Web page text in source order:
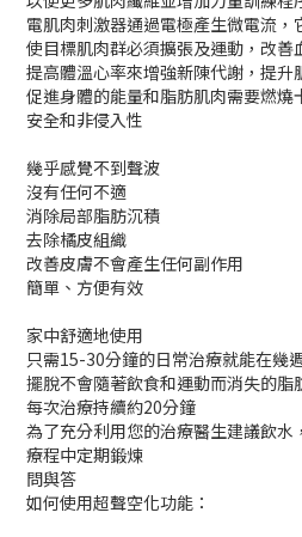
電肌肉刺激器通過電極產生微電流，
使目標肌肉群必須擴張及運動，改善
提高體溫心率來增強新陳代謝，提升
促進身體的能量和脂肪肌肉需要燃燒
安全和非侵入性
幾乎感覺不到聲波
沒有任何不適
消除局部脂肪沉積
去除橘皮組織
改善皮膚不會產生任何副作用
簡單、方便有效
家中舒適地使用
只需15-30分鐘的日常治療就能在幾
擺脫不會隨著飲食和運動而消失的脂
每次治療持續約20分鐘
為了充分利用您的治療醫生建議飲
療程中定期鍛煉
問與答
如何使用超聲空化功能：